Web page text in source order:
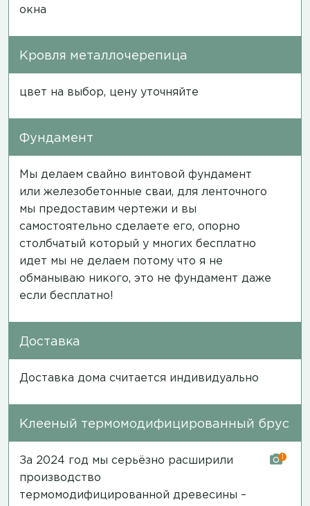
окна
Кровля металлочерепица
цвет на выбор, цену уточняйте
Фундамент
Мы делаем свайно винтовой фундамент
или железобетонные сваи, для ленточного
мы предоставим чертежи и вы
самостоятельно сделаете его, опорно
столбчатый который у многих бесплатно
идет мы не делаем потому что я не
обманываю никого, это не фундамент даже
если бесплатно!
Доставка
Доставка дома считается индивидуально
Клееный термомодифицированный брус
За 2024 год мы серьёзно расширили
производство
термомодифицированной древесины –
1